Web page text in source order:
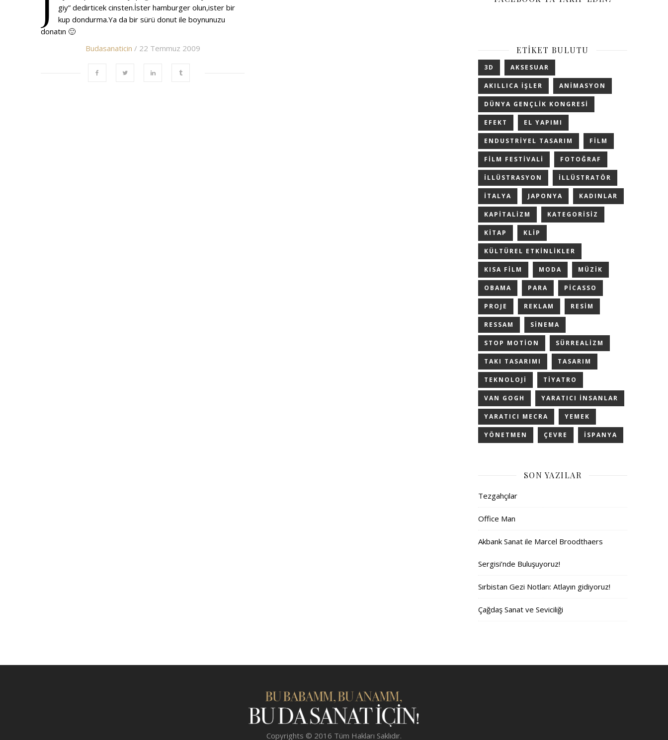
giy” dedirticek cinsten.İster hamburger olun,ister bir
kup dondurma.Ya da bir sürü donut ile boynunuzu
donatın 🙂
Budasanaticin / 22 Temmuz 2009 ETIKET BULUTU
3D AKSESUAR
AKILLICA IŞLER ANIMASYON
DÜNYA GENÇLIK KONGRESI
EFEKT EL YAPIMI
ENDUSTRIYEL TASARIM FILM
FILM FESTIVALI FOTOĞRAF
ILLÜSTRASYON ILLÜSTRATÖR
ITALYA JAPONYA KADINLAR
KAPITALIZM KATEGORISIZ
KITAP KLIP
KÜLTÜREL ETKINLIKLER
KISA FILM MODA MÜZIK
OBAMA PARA PICASSO
PROJE REKLAM RESIM
RESSAM SINEMA
STOP MOTION SÜRREALIZM
TAKI TASARIMI TASARIM
TEKNOLOJI TIYATRO
VAN GOGH YARATICI INSANLAR
YARATICI MECRA YEMEK
YÖNETMEN ÇEVRE İSPANYA
SON YAZILAR
Tezgahçılar
Office Man
Akbank Sanat ile Marcel Broodthaers
Sergisi’nde Buluşuyoruz!
Sırbistan Gezi Notları: Atlayın gidiyoruz!
Çağdaş Sanat ve Seviciliği
Copyrights © 2016 Tüm Hakları Saklıdır.